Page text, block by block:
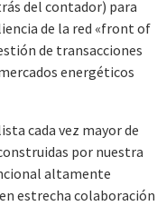
del contador) para
de la red «front of
de transacciones
energéticos
cada vez mayor de
por nuestra
altamente
estrecha colaboración